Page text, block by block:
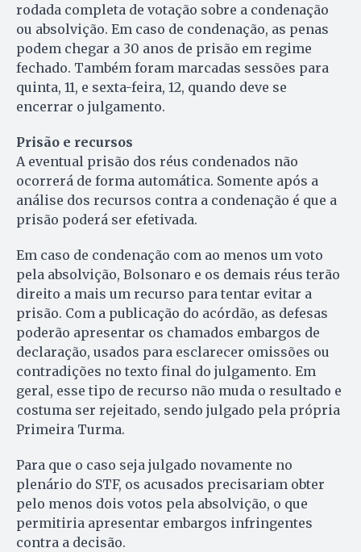
rodada completa de votação sobre a condenação
ou absolvição. Em caso de condenação, as penas
podem chegar a 30 anos de prisão em regime
fechado. Também foram marcadas sessões para
quinta, 11, e sexta-feira, 12, quando deve se
encerrar o julgamento.
Prisão e recursos
A eventual prisão dos réus condenados não
ocorrerá de forma automática. Somente após a
análise dos recursos contra a condenação é que a
prisão poderá ser efetivada.
Em caso de condenação com ao menos um voto
pela absolvição, Bolsonaro e os demais réus terão
direito a mais um recurso para tentar evitar a
prisão. Com a publicação do acórdão, as defesas
poderão apresentar os chamados embargos de
declaração, usados para esclarecer omissões ou
contradições no texto final do julgamento. Em
geral, esse tipo de recurso não muda o resultado e
costuma ser rejeitado, sendo julgado pela própria
Primeira Turma.
Para que o caso seja julgado novamente no
plenário do STF, os acusados precisariam obter
pelo menos dois votos pela absolvição, o que
permitiria apresentar embargos infringentes
contra a decisão.